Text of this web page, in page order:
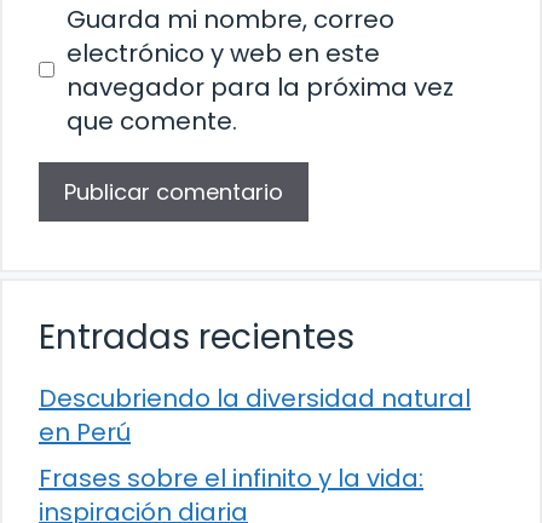
Guarda mi nombre, correo
electrónico y web en este
navegador para la próxima vez
que comente.
Entradas recientes
Descubriendo la diversidad natural
en Perú
Frases sobre el infinito y la vida:
inspiración diaria